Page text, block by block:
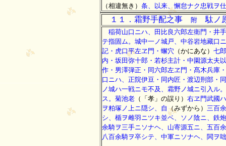
（相違無き） 条、以来、懈怠ナク忠戦ヲ
１１．霜野手配之事 附 駄ノ
稲荷山口ニハ、田比良六郎左衛門・井
テ指固ム。城中一ノ城戸、中谷岩地藏口
記・虎口平左ヱ門・蠏穴 （かにあな） 七
内・坂田弥十郎・若杉主計・中園源太夫
作・男澤弾正・同六郎左ヱ門・髙木兵庫
口ニハ、正院伊豆・同内匠・渡辺刑部・
ノ城ハ一戦ニモ不及、霜野ノ城ニ引入ル
ス。菊池老 （「孝」の誤り） 右ヱ門武國
ヲ粕塚ノ上ニ隠シ、自 （みずから） 三百
シ、楯ヲ雌羽ニツキ並ベ、ソノ陰ニ、鉄
余騎ヲ三手ニソナヘ、山寄源五ニ、五百
八百余騎ヲ卒シテ、中軍ニソナヘ、閧ヲ